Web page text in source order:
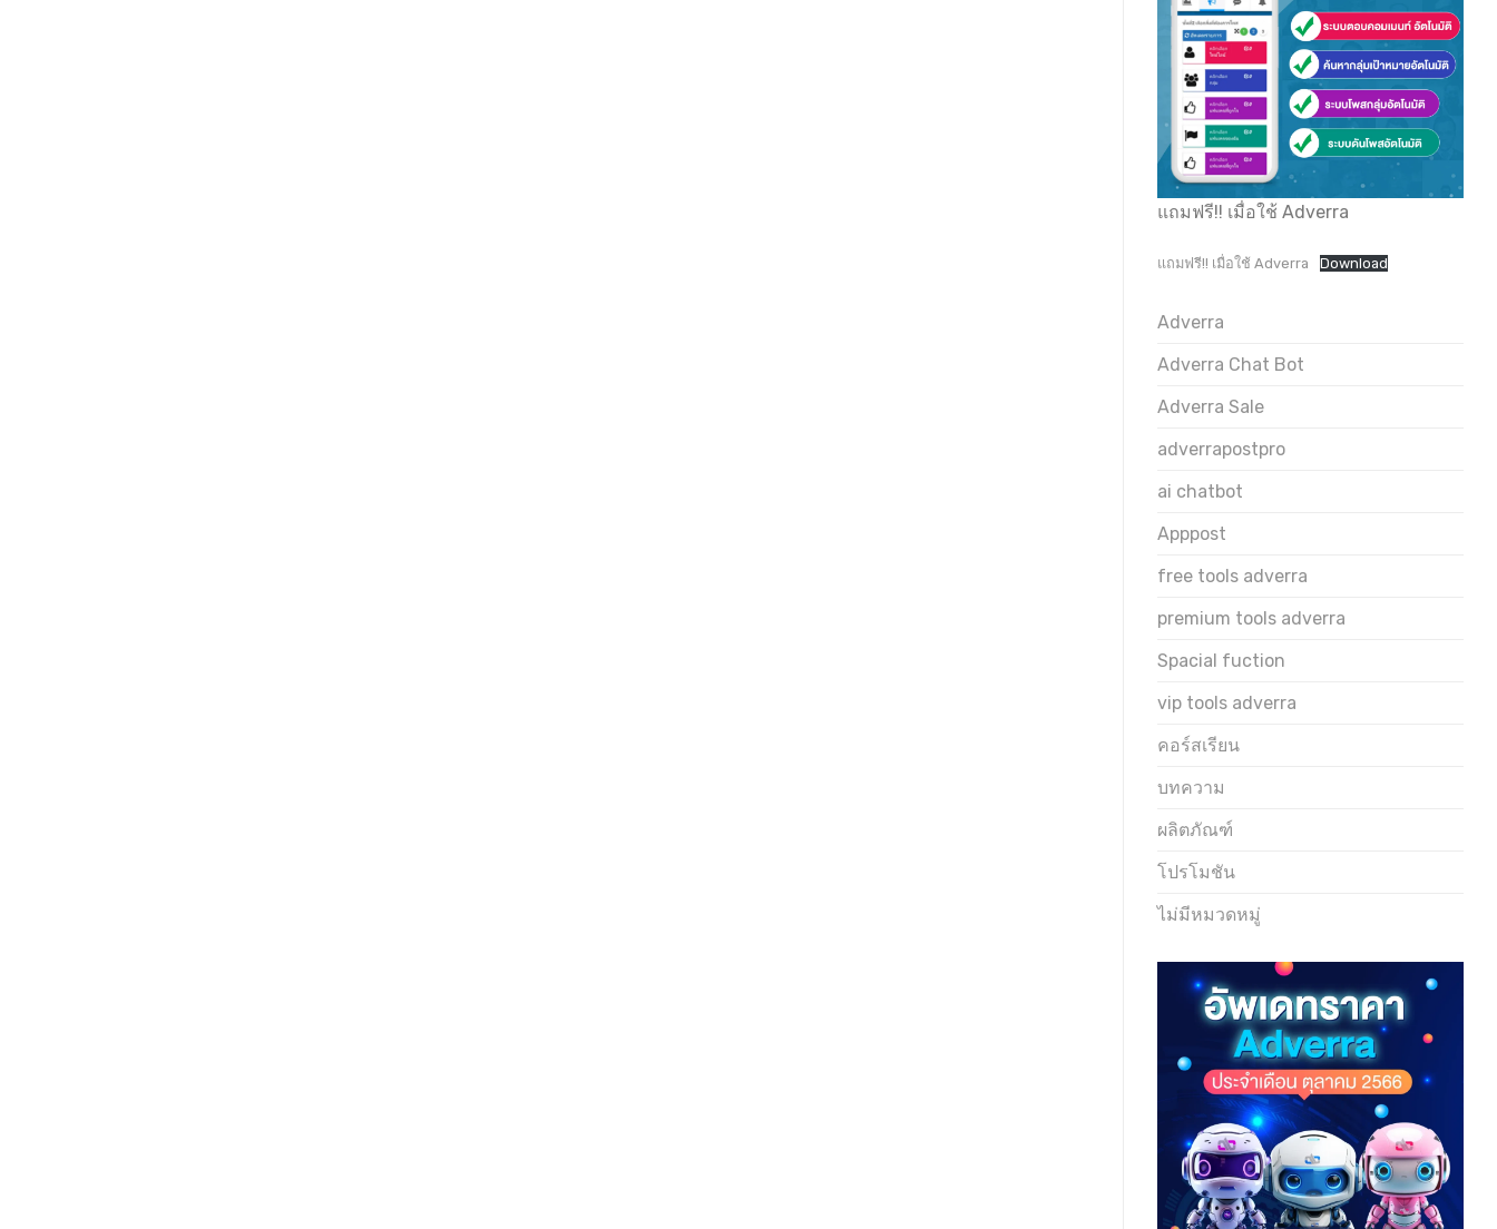
แถมฟรี!! เมื่อใช้ Adverra
แถมฟรี!! เมื่อใช้ Adverra Download
Adverra
Adverra Chat Bot
Adverra Sale
adverrapostpro
ai chatbot
Apppost
free tools adverra
premium tools adverra
Spacial fuction
vip tools adverra
คอร์สเรียน
บทความ
ผลิตภัณฑ์
โปรโมชัน
ไม่มีหมวดหมู่